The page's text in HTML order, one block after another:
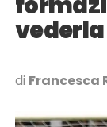
di Francesca